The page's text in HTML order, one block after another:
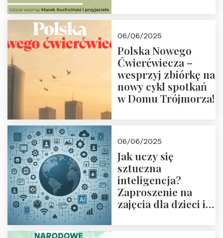
18:00
06/06/2025
Polska Nowego
Ćwierćwiecza –
wesprzyj zbiórkę na
nowy cykl spotkań
w Domu Trójmorza!
06/06/2025
Jak uczy się
sztuczna
inteligencja?
Zaproszenie na
zajęcia dla dzieci i